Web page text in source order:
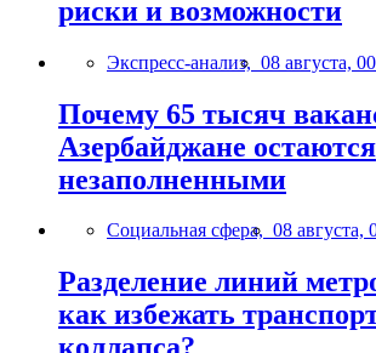
риски и возможности
Экспресс-анализ, 08 августа,
Почему 65 тысяч
Азербайджане остаются
незаполненными
Социальная сфера, 08 августа,
Разделение линий
как избежать